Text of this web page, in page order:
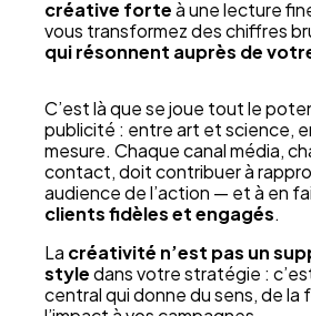
créative forteà une lecture
vous transformez des chiffres
qui résonnent auprès de
C’est là que se joue tout le
publicité : entre art et science,
mesure. Chaque canal média,
contact, doit contribuer à
audience de l’action — et à en
clients fidèles et engagés.
La créativité n’est pas un
styledans votre stratégie :
central qui donne du sens, de la